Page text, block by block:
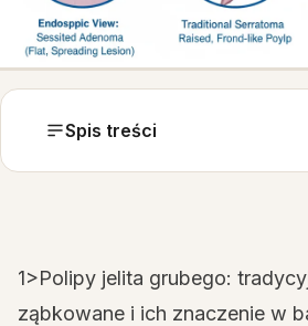
Spis treści
1>Polipy jelita grubego:
ząbkowane i ich znaczenie w